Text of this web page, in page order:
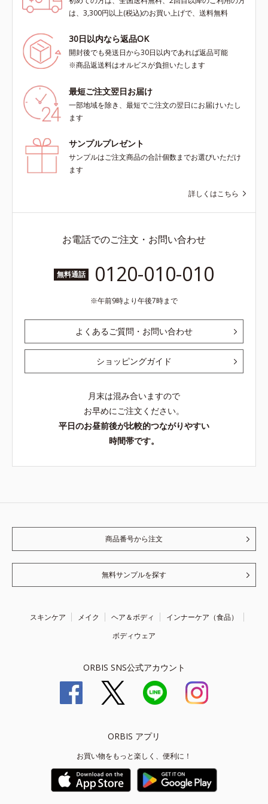
は、3,300円以上(税込)のお買い上げで、送料無料
30日以内なら返品OK
開封後でも発送日から30日以内であれば返品可能
※商品返送料はオルビスが負担いたします
最短ご注文翌日お届け
一部地域を除き、最短でご注文の翌日にお届けいたし
ます
サンプルプレゼント
サンプルはご注文商品の合計個数までお選びいただけ
ます
詳しくはこちら
お電話でのご注文・お問い合わせ
無料通話 0120-010-010
午前9時より午後7時まで
よくあるご質問・お問い合わせ
ショッピングガイド
月末は混み合いますので
お早めにご注文ください。
平日のお昼前後が比較的つながりやすい
時間帯です。
商品番号から注文
無料サンプルを探す
スキンケア メイク ヘア＆ボディ
インナーケア（食品）
ボディウェア
ORBIS SNS公式アカウント
ORBIS アプリ
お買い物をもっと楽しく、便利に！